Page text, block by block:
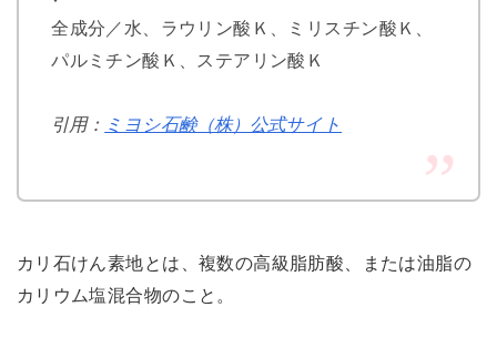
全成分／水、ラウリン酸Ｋ、ミリスチン酸Ｋ、
パルミチン酸Ｋ、ステアリン酸Ｋ
引用： ミヨシ石鹸（株）公式サイト
カリ石けん素地とは、複数の高級脂肪酸、または油脂の
カリウム塩混合物のこと。